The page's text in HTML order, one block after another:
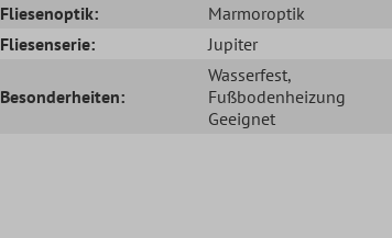
Fliesenoptik:
Marmoroptik
Fliesenserie:
Jupiter
Besonderheiten:
Wasserfest,
Fußbodenheizung
Geeignet